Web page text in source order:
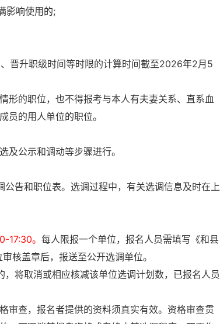
影响使用的;
晋升职级时间等时限的计算时间截至2026年2月5
形的职位，也不得报考与本人有夫妻关系、直系血
员的用人单位的职位。
及公示和调动等步骤进行。
告和职位表。选调过程中，有关选调信息及时在上
17:30。 每人限报一个单位，报名人员需填写《和县
核盖章后，报送至公开选调单位。
将取消或相应核减该单位选调计划数，已报名人员
审查，报名者提供的资料须真实有效。资格审查贯